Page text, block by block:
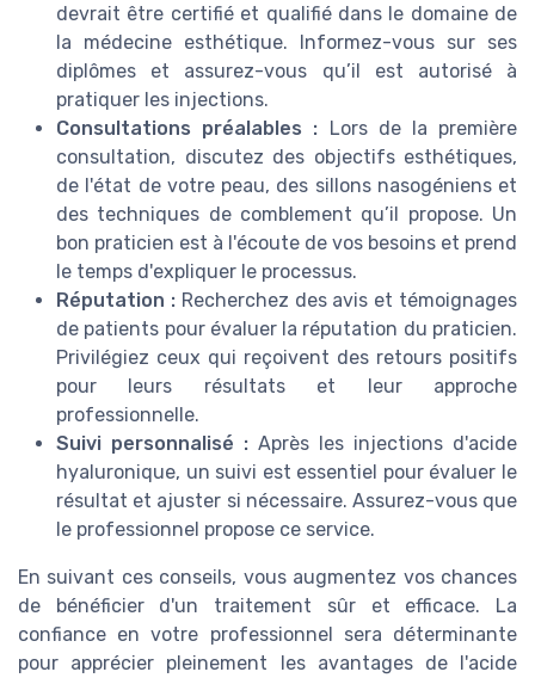
devrait être certifié et qualifié dans le domaine de
la médecine esthétique. Informez-vous sur ses
diplômes et assurez-vous qu’il est autorisé à
pratiquer les injections.
Consultations préalables : Lors de la première
consultation, discutez des objectifs esthétiques,
de l'état de votre peau, des sillons nasogéniens et
des techniques de comblement qu’il propose. Un
bon praticien est à l'écoute de vos besoins et prend
le temps d'expliquer le processus.
Réputation :Recherchez des avis et témoignages
de patients pour évaluer la réputation du praticien.
Privilégiez ceux qui reçoivent des retours positifs
pour leurs résultats et leur approche
professionnelle.
Suivi personnalisé : Après les injections d'acide
hyaluronique, un suivi est essentiel pour évaluer le
résultat et ajuster si nécessaire. Assurez-vous que
le professionnel propose ce service.
En suivant ces conseils, vous augmentez vos chances
de bénéficier d'un traitement sûr et efficace. La
confiance en votre professionnel sera déterminante
pour apprécier pleinement les avantages de l'acide